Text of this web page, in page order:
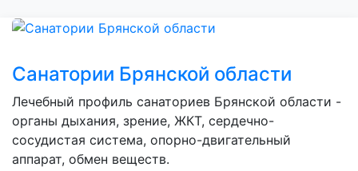
Санатории Брянской области
Лечебный профиль санаториев Брянской области -
органы дыхания, зрение, ЖКТ, сердечно-
сосудистая система, опорно-двигательный
аппарат, обмен веществ.